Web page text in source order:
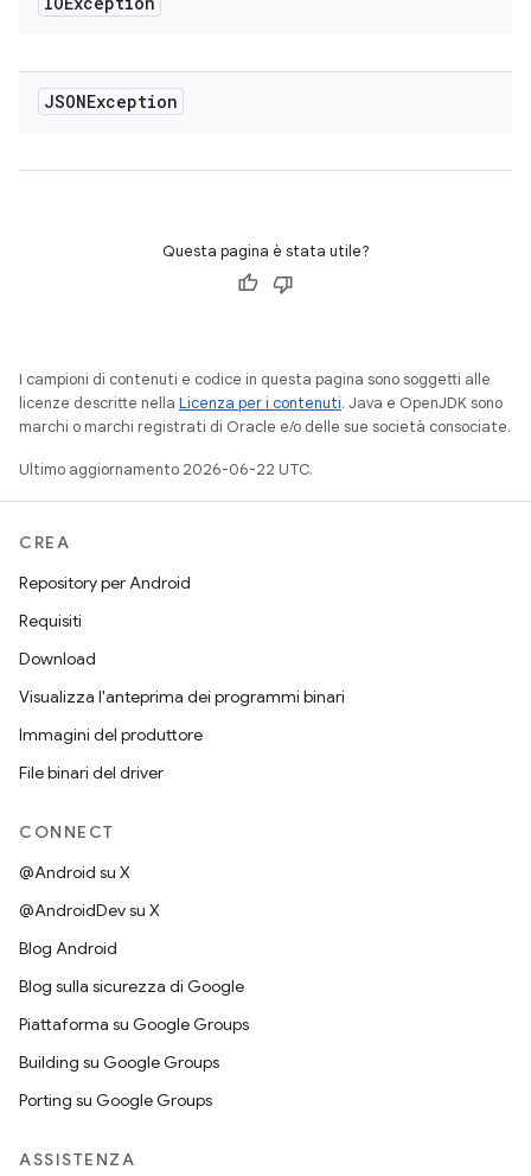
JSONException
Questa pagina è stata utile?
I campioni di contenuti e codice in questa pagina sono soggetti alle
licenze descritte nella Licenza per i contenuti. Java e OpenJDK sono
marchi o marchi registrati di Oracle e/o delle sue società consociate.
Ultimo aggiornamento 2026-06-22 UTC.
CREA
Repository per Android
Requisiti
Download
Visualizza l'anteprima dei programmi binari
Immagini del produttore
File binari del driver
CONNECT
@Android su X
@AndroidDev su X
Blog Android
Blog sulla sicurezza di Google
Piattaforma su Google Groups
Building su Google Groups
Porting su Google Groups
ASSISTENZA